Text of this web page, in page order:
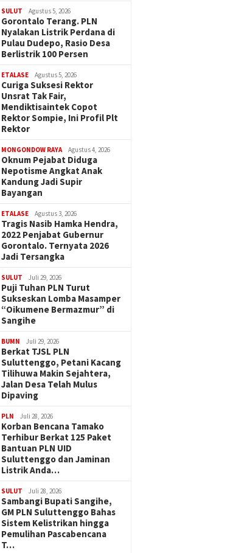
SULUT Agustus 5, 2026
Gorontalo Terang. PLN
Nyalakan Listrik Perdana di
Pulau Dudepo, Rasio Desa
Berlistrik 100 Persen
ETALASE Agustus 5, 2026
Curiga Suksesi Rektor
Unsrat Tak Fair,
Mendiktisaintek Copot
Rektor Sompie, Ini Profil Plt
Rektor
MONGONDOW RAYA Agustus 4, 2026
Oknum Pejabat Diduga
Nepotisme Angkat Anak
Kandung Jadi Supir
Bayangan
ETALASE Agustus 3, 2026
Tragis Nasib Hamka Hendra,
2022 Penjabat Gubernur
Gorontalo. Ternyata 2026
Jadi Tersangka
SULUT Juli 29, 2026
Puji Tuhan PLN Turut
Sukseskan Lomba Masamper
“Oikumene Bermazmur” di
Sangihe
BUMN Juli 29, 2026
Berkat TJSL PLN
Suluttenggo, Petani Kacang
Tilihuwa Makin Sejahtera,
Jalan Desa Telah Mulus
Dipaving
PLN Juli 28, 2026
Korban Bencana Tamako
Terhibur Berkat 125 Paket
Bantuan PLN UID
Suluttenggo dan Jaminan
Listrik Anda…
SULUT Juli 28, 2026
Sambangi Bupati Sangihe,
GM PLN Suluttenggo Bahas
Sistem Kelistrikan hingga
Pemulihan Pascabencana
T…